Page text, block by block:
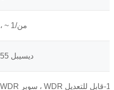
، ~ 1/من
55 ديسيبل